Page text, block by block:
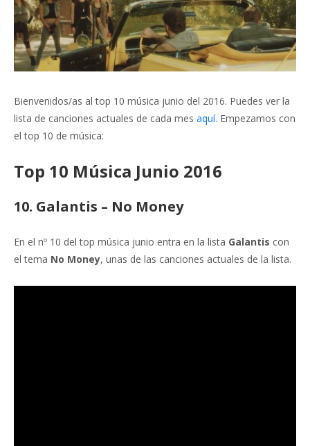
Bienvenidos/as al top 10 música junio del 2016. Puedes ver la
lista de canciones actuales de cada mes aquí. Empezamos con
el top 10 de música:
Top 10 Música Junio 2016
10. Galantis – No Money
En el nº 10 del top música junio entra en la lista Galantis con
el tema No Money, unas de las canciones actuales de la lista.